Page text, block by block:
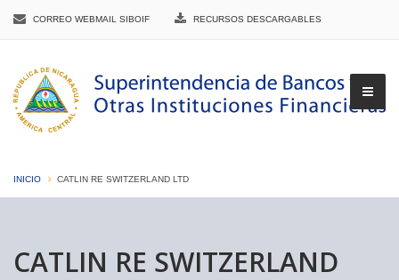
CORREO WEBMAIL SIBOIF RECURSOS DESCARGABLES
INICIO CATLIN RE SWITZERLAND LTD
CATLIN RE SWITZERLAND